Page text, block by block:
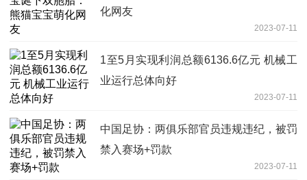
化网友
2023-07-11
1至5月实现利润总额6136.6亿元 机械工
业运行总体向好
2023-07-11
中国足协：两俱乐部官员违规违纪，被罚
禁入赛场+罚款
2023-07-11